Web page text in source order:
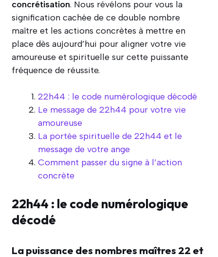
concrétisation. Nous révélons pour vous la
signification cachée de ce double nombre
maître et les actions concrètes à mettre en
place dès aujourd’hui pour aligner votre vie
amoureuse et spirituelle sur cette puissante
fréquence de réussite.
22h44 : le code numérologique décodé
Le message de 22h44 pour votre vie
amoureuse
La portée spirituelle de 22h44 et le
message de votre ange
Comment passer du signe à l’action
concrète
22h44 : le code numérologique
décodé
La puissance des nombres maîtres 22 et